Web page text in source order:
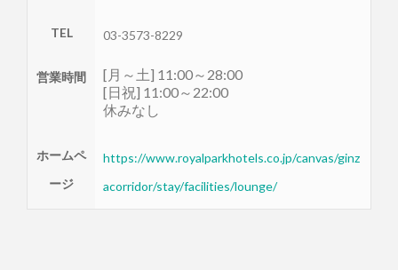
TEL 03-3573-8229
営業時間
[月～土] 11:00～28:00
[日祝] 11:00～22:00
休みなし
ホームペ
ージ
https://www.royalparkhotels.co.jp/canvas/ginz
acorridor/stay/facilities/lounge/